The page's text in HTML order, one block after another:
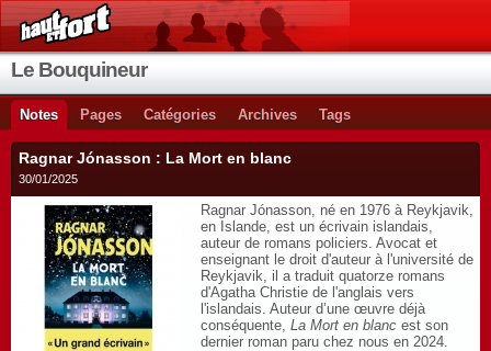
Le Bouquineur
Notes Pages Catégories Archives Tags
Ragnar Jónasson : La Mort en blanc
30/01/2025
Ragnar Jónasson, né en 1976 à Reykjavik,
en Islande, est un écrivain islandais,
auteur de romans policiers. Avocat et
enseignant le droit d'auteur à l'université de
Reykjavik, il a traduit quatorze romans
d'Agatha Christie de l'anglais vers
l'islandais. Auteur d’une œuvre déjà
conséquente,La Mort en blanc est son
dernier roman paru chez nous en 2024.